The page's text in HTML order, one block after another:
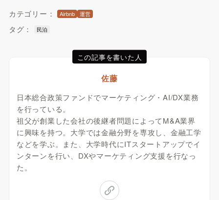
カテゴリー： Airbnb 運営
タグ： 民泊
この記事を書いた人
佐藤
日本総合政策ファンドでマーケティング・AI/DX業務
を行っている。
祖父が創業した会社の後継者問題によってM&A業界
に興味を持つ。大学では金融分野を専攻し、金融工学
などを学ぶ。また、大学時代にITスタートアップでイ
ンターンを行い、DXやマーケティング支援を行なっ
た。